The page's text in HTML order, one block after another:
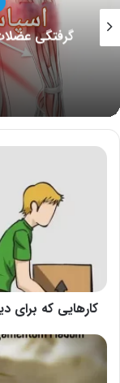
کارهایی
مراقب
حرکاتتان
باشید!
کارهایی که برای
نحوه
خوابیدن